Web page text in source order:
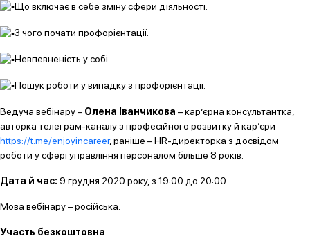
Що включає в себе зміну сфери діяльності.
З чого почати профорієнтації.
Невпевненість у собі.
Пошук роботи у випадку з профорієнтації.
Ведуча вебінару – Олена Іванчикова – кар’єрна консультантка,
авторка телеграм-каналу з професійного розвитку й кар’єри
https://t.me/enjoyincareer, раніше – HR-директорка з досвідом
роботи у сфері управління персоналом більше 8 років.
Дата й час: 9 грудня 2020 року, з 19:00 до 20:00.
Мова вебінару – російська.
Участь безкоштовна